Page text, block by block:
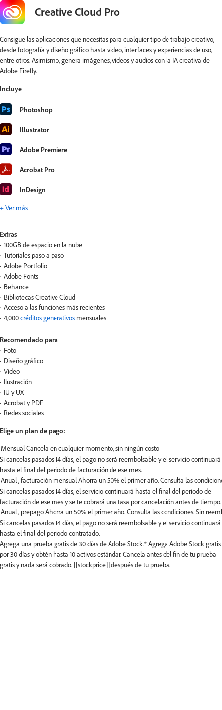
Creative Cloud Pro
Consigue las aplicaciones que necesitas para cualquier tipo de trabajo creativo,
desde fotografía y diseño gráfico hasta video, interfaces y experiencias de uso,
entre otros. Asimismo, genera imágenes, videos y audios con la IA creativa de
Adobe Firefly.
Incluye
Photoshop
Illustrator
Adobe Premiere
Acrobat Pro
InDesign
+ Ver más
Extras
100GB de espacio en la nube
Tutoriales paso a paso
Adobe Portfolio
Adobe Fonts
Behance
Bibliotecas Creative Cloud
Acceso a las funciones más recientes
4,000créditos generativos mensuales
Recomendado para
Foto
Diseño gráfico
Video
Ilustración
IU y UX
Acrobat y PDF
Redes sociales
Elige un plan de pago:
Si cancelas pasados 14 días, el pago no será reembolsable y el servicio continuará
hasta el final del periodo de facturación de ese mes.
Si cancelas pasados 14 días, el servicio continuará hasta el final del periodo de
facturación de ese mes y se te cobrará una tasa por cancelación antes de tiempo.
Si cancelas pasados 14 días, el pago no será reembolsable y el servicio continuará
hasta el final del periodo contratado.
Agrega una prueba gratis de 30 días de Adobe Stock.*Agrega Adobe Stock gratis
por 30 días y obtén hasta 10 activos estándar. Cancela antes del fin de tu prueba
gratis y nada será cobrado. [[stockprice]] después de tu prueba.